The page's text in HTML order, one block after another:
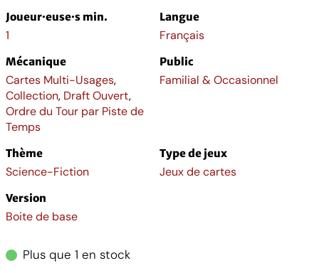
Joueur·euse·s min.
1
Langue
Français
Mécanique
Cartes Multi-Usages,
Collection, Draft Ouvert,
Ordre du Tour par Piste de
Temps
Public
Familial & Occasionnel
Thème
Science-Fiction
Type de jeux
Jeux de cartes
Version
Boite de base
Plus que 1 en stock